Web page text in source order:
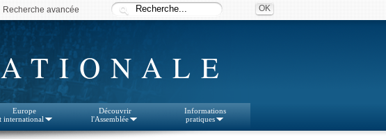
Recherche avancée
Europe
international
Découvrir
l'Assemblée
Informations
pratiques